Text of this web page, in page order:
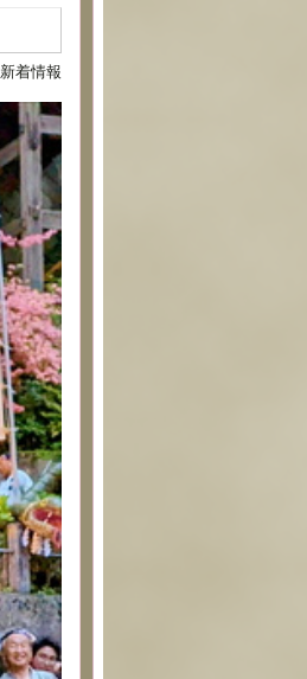
新着情報